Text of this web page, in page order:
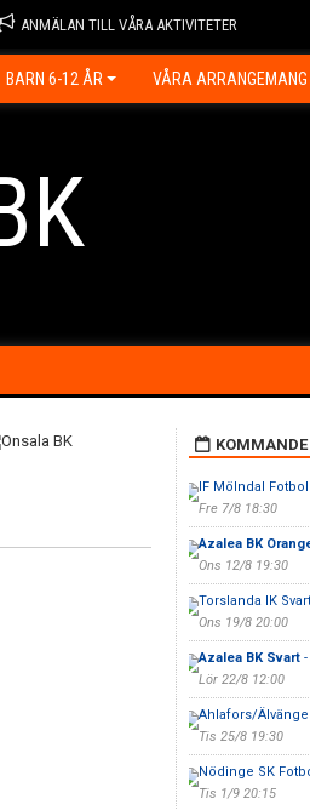
ANMÄLAN TILL VÅRA AKTIVITETER
BARN 6-12 ÅR VÅRA ARRANGEMANG
IF Mölndal
Fre 7/8 18:30
Azalea BK
Ons 12/8 19:30
Torslanda IK
Ons 19/8 20:00
Azalea BK Svart-
Lör 22/8 12:00
Ahlafors/
Tis 25/8 19:30
Nödinge SK
Tis 1/9 20:15